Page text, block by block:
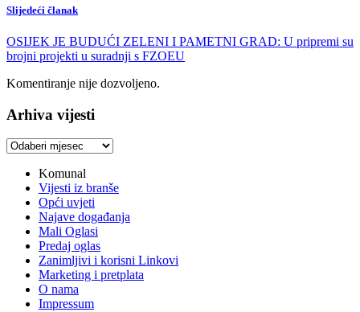
Slijedeći članak
OSIJEK JE BUDUĆI ZELENI I PAMETNI GRAD: U pripremi su
brojni projekti u suradnji s FZOEU
Komentiranje nije dozvoljeno.
Arhiva vijesti
Arhiva
Komunal
Vijesti iz branše
Opći uvjeti
Najave događanja
Mali Oglasi
Predaj oglas
Zanimljivi i korisni Linkovi
Marketing i pretplata
O nama
Impressum